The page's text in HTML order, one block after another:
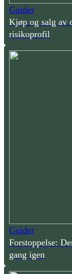
Guider
Kjøp og salg av
risikoprofil
Guider
Forstoppelse:
gang igen